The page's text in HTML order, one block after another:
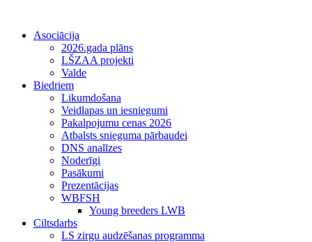
Asociācija
2026.gada plāns
LŠZAA projekti
Valde
Biedriem
Likumdošana
Veidlapas un iesniegumi
Pakalpojumu cenas 2026
Atbalsts snieguma pārbaudei
DNS analīzes
Noderīgi
Pasākumi
Prezentācijas
WBFSH
Young breeders LWB
Ciltsdarbs
LS zirgu audzēšanas programma